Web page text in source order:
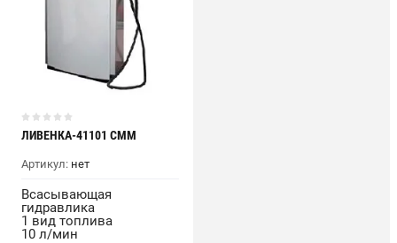
ЛИВЕНКА-41101 СММ
Артикул: нет
Всасывающая
гидравлика
1 вид топлива
10 л/мин